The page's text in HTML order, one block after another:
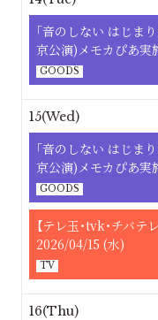
｢⾳のしない はじま
京公演)メモカぴあ実
GOODS
15(Wed)
｢⾳のしない はじま
京公演)メモカぴあ実
GOODS
【テレ玉・tvk・チバ
2026/04/15 (水)
TV
16(Thu)